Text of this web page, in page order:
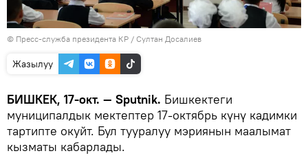
© Пресс-служба президента КР / Султан Досалиев
Жазылуу
БИШКЕК, 17-окт. — Sputnik. Бишкектеги
муниципалдык мектептер 17-октябрь күнү кадимки
тартипте окуйт. Бул тууралуу мэриянын маалымат
кызматы кабарлады.